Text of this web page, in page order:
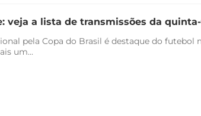
veja a lista de transmissões da
pela Copa do Brasil é destaque do futebol
um...